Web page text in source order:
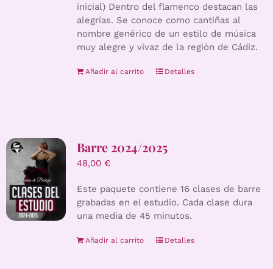
inicial) Dentro del flamenco destacan las
alegrías. Se conoce como cantiñas al
nombre genérico de un estilo de música
muy alegre y vivaz de la región de Cádiz.
Añadir al carrito Detalles
Barre 2024/2025
48,00 €
Este paquete contiene 16 clases de barre
grabadas en el estudio. Cada clase dura
una media de 45 minutos.
Añadir al carrito Detalles